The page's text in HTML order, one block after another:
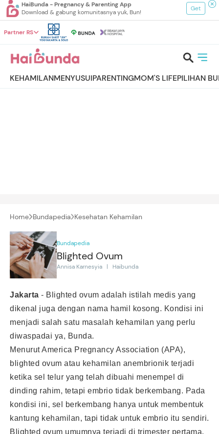
HaiBunda - Pregnancy & Parenting App
Download & gabung komunitasnya yuk, Bun!
Get
Partner RS
KEHAMILANMENYUSUIPARENTINGMOM'S LIFEPILIHAN
Home Bundapedia Kesehatan Kehamilan
Bundapedia
Blighted Ovum
Annisa Karnesyia | Haibunda
Jakarta - Blighted ovum adalah istilah medis yang
dikenal juga dengan nama hamil kosong. Kondisi ini
menjadi salah satu masalah kehamilan yang perlu
diwaspadai ya, Bunda.
Menurut America Pregnancy Association (APA),
blighted ovum atau kehamilan anembrionik terjadi
ketika sel telur yang telah dibuahi menempel di
dinding rahim, tetapi embrio tidak berkembang. Pada
kondisi ini, sel berkembang hanya untuk membentuk
kantung kehamilan, tapi tidak untuk embrio itu sendiri.
Blighted ovum umumnya terjadi di trimester pertama.